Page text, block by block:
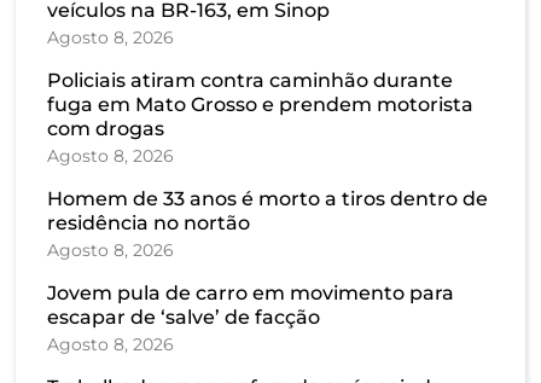
veículos na BR-163, em Sinop
Agosto 8, 2026
Policiais atiram contra caminhão durante
fuga em Mato Grosso e prendem motorista
com drogas
Agosto 8, 2026
Homem de 33 anos é morto a tiros dentro de
residência no nortão
Agosto 8, 2026
Jovem pula de carro em movimento para
escapar de ‘salve’ de facção
Agosto 8, 2026